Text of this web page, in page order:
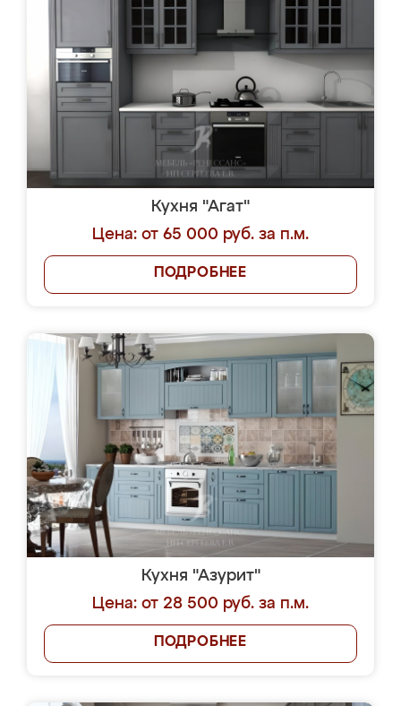
Кухня "Агат"
Цена: от 65 000 руб. за п.м.
ПОДРОБНЕЕ
Кухня "Азурит"
Цена: от 28 500 руб. за п.м.
ПОДРОБНЕЕ